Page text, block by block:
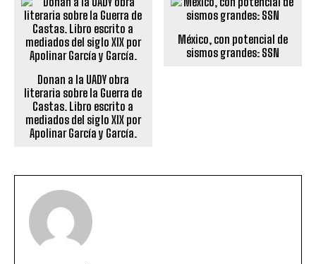
Donan a la UADY obra
literaria sobre la Guerra de
Castas. Libro escrito a
mediados del siglo XIX por
Apolinar García y García.
México, con potencial de
sismos grandes: SSN